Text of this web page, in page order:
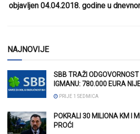
objavljen 04.04.2018. godine u
NAJNOVIJE
SBB TRAŽI
IGMANU: 780.000 EURA
PRIJE 1 SEDMICA
POKRALI 30 MILIONA KM I
PROĆI